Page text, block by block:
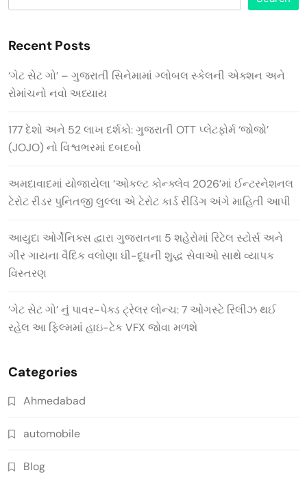
Recent Posts
‘ગેટ સેટ ગો’ – ગુજરાતી સિનેમામાં ગ્લોબલ સ્કેલની એક્શન અને
રોમાંચનો નવો અધ્યાય
177 દેશો અને 52 લાખ દર્શકો: ગુજરાતી OTT પ્લેટફોર્મ ‘જોજો’
(JOJO) નો વિશ્વભરમાં દબદબો
અમદાવાદમાં યોજાયેલા ‘ઓકલ્ટ કોન્ક્લેવ 2026’માં ઈન્ટરનેશનલ
ટેરોટ રીડર પુનિતજી લુલ્લા એ ટેરોટ કાર્ડ રીડિંગ અંગે માહિતી આપી
આયુદા ઓર્ગેનિક્સ દ્વારા ગુજરાતના 5 શહેરોમાં રિટેલ સ્ટોર્સ અને
ગીર ગાયના વૈદિક વલોણા ઘી-દૂધની શુદ્ધ સેવાઓ સાથે વ્યાપક
વિસ્તરણ
‘ગેટ સેટ ગો’ નું પાવર-પેક્ડ ટ્રેલર લોન્ચ: 7 ઓગસ્ટે રિલીઝ થઈ
રહેલ આ ફિલ્મમાં હાઇ-ટેક VFX જોવા મળશે
Categories
Ahmedabad
automobile
Blog